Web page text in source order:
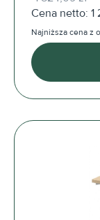
Cena netto: 1
Najniższa cena z